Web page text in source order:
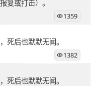
复或打击）。
1359
死后也默默无闻。
1382
死后也默默无闻。